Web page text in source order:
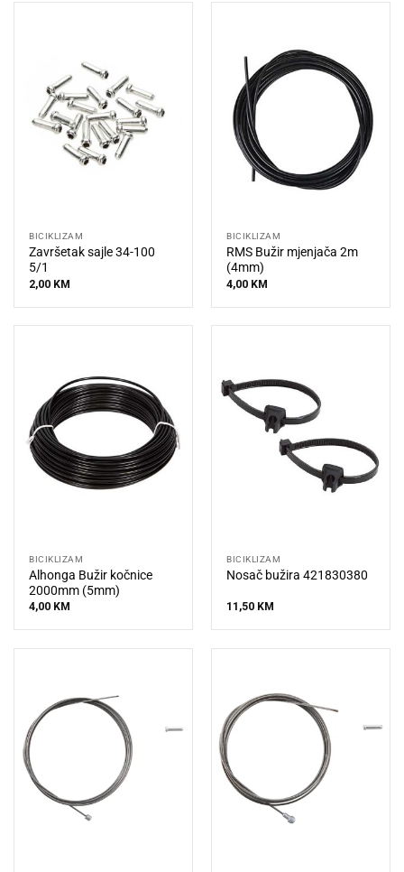
BICIKLIZAM
Završetak sajle 34-100
5/1
2,00 KM
BICIKLIZAM
RMS Bužir mjenjača 2m
(4mm)
4,00 KM
BICIKLIZAM
Alhonga Bužir kočnice
2000mm (5mm)
4,00 KM
BICIKLIZAM
Nosač bužira 421830380
11,50 KM